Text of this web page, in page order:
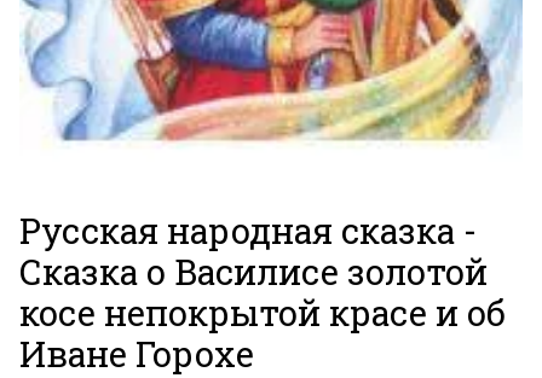
Русская народная сказка -
Сказка о Василисе золотой
косе непокрытой красе и об
Иване Горохе